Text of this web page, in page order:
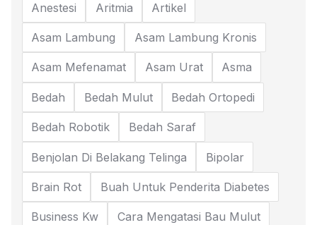
Anestesi Aritmia Artikel
Asam Lambung Asam Lambung Kronis
Asam Mefenamat Asam Urat Asma
Bedah Bedah Mulut Bedah Ortopedi
Bedah Robotik Bedah Saraf
Benjolan Di Belakang Telinga Bipolar
Brain Rot Buah Untuk Penderita Diabetes
Business Kw Cara Mengatasi Bau Mulut